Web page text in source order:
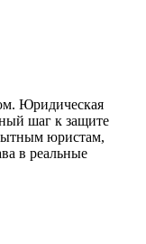
Юридическая
шаг к защите
юристам,
в реальные